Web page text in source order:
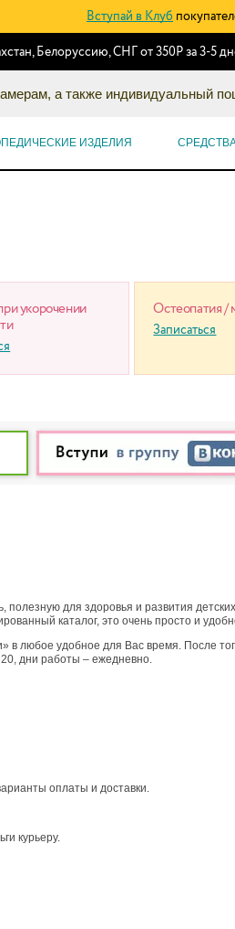
Вступай в Клуб
Белоруссию, СНГ от 350Р за 3-5
а также индивидуальный
ИЗДЕЛИЯ
укорочении
Остеопатия /
Записаться
для здоровья и развития
каталог, это очень просто и
любое удобное для Вас время. После
дни работы – ежедневно.
оплаты и доставки.
курьеру.